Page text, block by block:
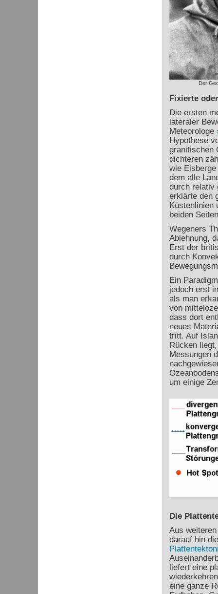
Der
Fixierte
Die ersten
lateraler
Meteorologe
Hypothese
granitischen
dichteren
wie
dem alle
durch relativ
erklärte den
Küstenlinien
beiden
Wegeners
Ablehnung,
Erst der
durch
Ein
jedoch erst
als man
von
dass dort
neues
tritt. Auf
Rücken
Messungen
um einige
Die
Aus
darauf hin
liefert eine
eine ganze